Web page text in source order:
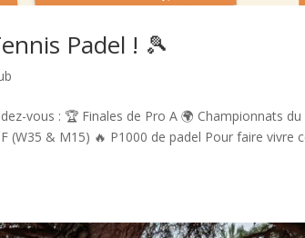
Padel ! 🎾
vous : 🏆 Finales de Pro A 🌍 Championnats du
(W35 & M15) 🔥 P1000 de padel Pour faire vivre